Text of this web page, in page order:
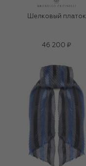
Шелковый платок
46 200 ₽